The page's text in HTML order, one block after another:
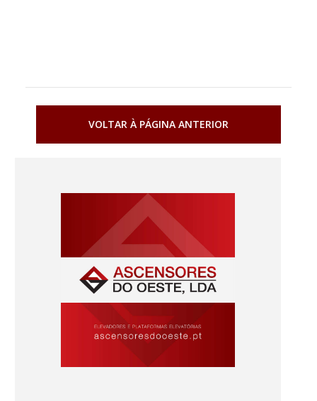
VOLTAR À PÁGINA ANTERIOR